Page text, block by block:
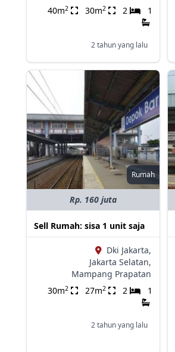
40m2 30m2 2 1
2 tahun yang lalu
Rumah
Rp. 160 juta
Sell Rumah: sisa 1 unit saja
Dki Jakarta,
Jakarta Selatan,
Mampang Prapatan
30m2 27m2 2 1
2 tahun yang lalu